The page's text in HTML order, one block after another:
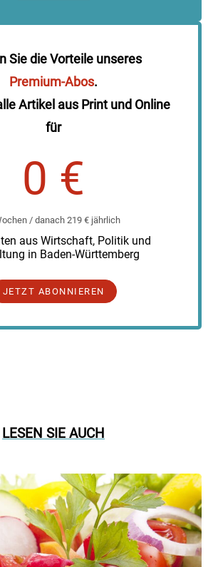
Sie die Vorteile unseres
Premium-Abos.
Artikel aus Print und Online
für
0 €
/ danach 219 € jährlich
aus Wirtschaft, Politik und
in Baden-Württemberg
JETZT ABONNIEREN
LESEN SIE AUCH